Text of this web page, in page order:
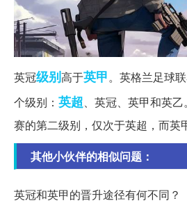
英冠级别高于英甲。英格兰足球
个级别： 英超、英冠、英甲和英
赛的第二级别，仅次于英超，而英
其他小伙伴的相似问题：
英冠和英甲的晋升途径有何不同？